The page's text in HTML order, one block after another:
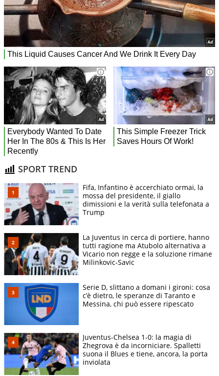
SPORT TREND
Fifa, Infantino è accerchiato ormai, la
mossa del presidente, il giallo
dimissioni e la verità sulla telefonata a
Trump
La Juventus in cerca di portiere, hanno
tutti ragione ma Atubolo alternativa a
Vicario non regge e la soluzione rimane
Milinkovic-Savic
Serie D, slittano a domani i gironi: cosa
c’è dietro, le speranze di Taranto e
Messina, chi può essere ripescato
Juventus-Chelsea 1-0: la magia di
Zhegrova è da incorniciare. Spalletti
suona il Blues e tiene, ancora, la porta
inviolata